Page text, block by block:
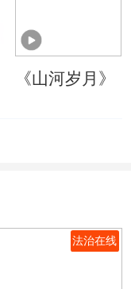
《山河岁月》
法治在线